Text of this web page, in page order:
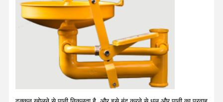
गुणवत्ता नियंत्रण हमसे संपर्क करें समाचार